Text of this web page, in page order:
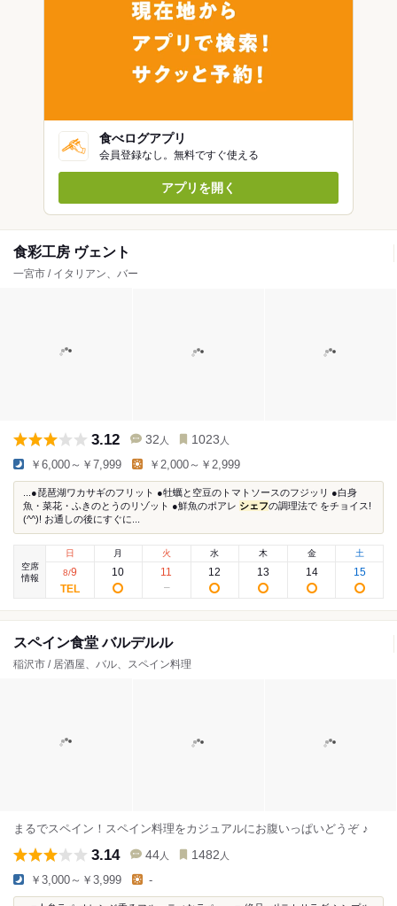
食べログアプリ
会員登録なし。無料ですぐ使える
アプリを開く
食彩工房 ヴェント
一宮市 / イタリアン、バー
3.12 32 人 1023 人
￥6,000～￥7,999 ￥2,000～￥2,999
...●琵琶湖ワカサギのフリット ●牡蠣と空豆のトマトソースのフジッリ ●白身
魚・菜花・ふきのとうのリゾット ●鮮魚のポアレ シェフの調理法で をチョイス!
(^^)! お通しの後にすぐに...
空席
情報
日
8/9
月
10
火
11
水
12
木
13
金
14
土
15
スペイン食堂 バルデルル
稲沢市 / 居酒屋、バル、スペイン料理
まるでスペイン！スペイン料理をカジュアルにお腹いっぱいどうぞ ♪
3.14 44 人 1482 人
￥3,000～￥3,999 -